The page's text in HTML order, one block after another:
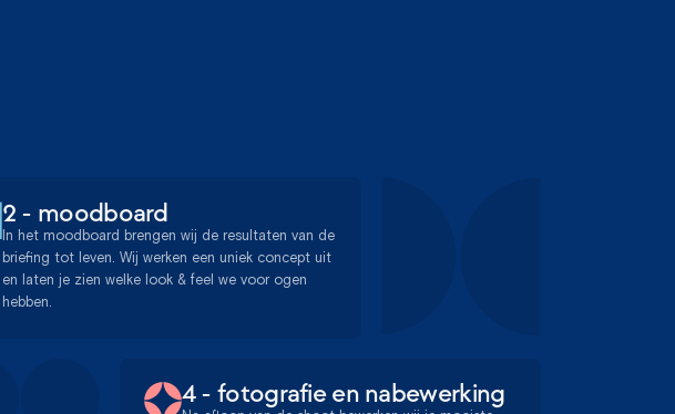
2 - moodboard
In het moodboard brengen wij de resultaten van de
briefing tot leven. Wij werken een uniek concept uit
en laten je zien welke look & feel we voor ogen
hebben.
4 - fotografie en nabewerking